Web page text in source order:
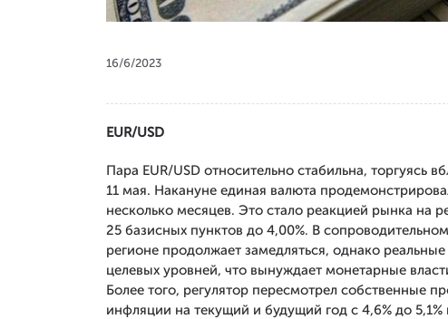
16/6/2023
EUR/USD
Пара EUR/USD относительно стабильна, торгуясь
11 мая. Накануне единая валюта
несколько месяцев. Это стало реакцией рынка на
25 базисных пунктов до 4,00%. В
регионе продолжает замедляться, однако
целевых уровней, что вынуждает монетарные
Более того, регулятор пересмотрел собственные
инфляции на текущий и будущий год с 4,6% до 5,1%